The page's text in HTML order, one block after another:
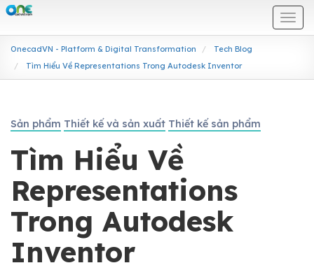
OnecadVN - Platform & Digital Transformation
Tech Blog
Tìm Hiểu Về Representations Trong Autodesk Inventor
Sản phẩm Thiết kế và sản xuất Thiết kế sản phẩm
Tìm Hiểu Về
Representations
Trong Autodesk
Inventor